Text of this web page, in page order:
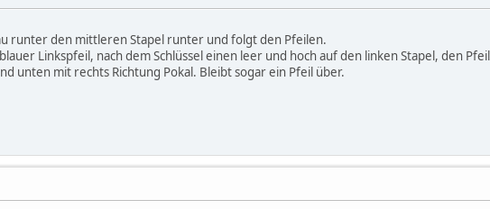
runter den mittleren Stapel runter und folgt den Pfeilen.
Linkspfeil, nach dem Schlüssel einen leer und hoch auf den linken Stapel, den
unten mit rechts Richtung Pokal. Bleibt sogar ein Pfeil über.